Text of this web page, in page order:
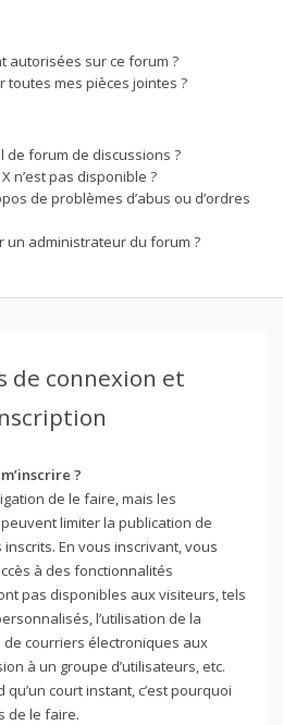
autorisées sur ce forum ?
toutes mes pièces jointes ?
de forum de discussions ?
n’est pas disponible ?
de problèmes d’abus ou d’ordres
un administrateur du forum ?
de connexion et
?
de le faire, mais les
limiter la publication de
En vous inscrivant, vous
à des fonctionnalités
pas disponibles aux visiteurs, tels
l’utilisation de la
de courriers électroniques aux
à un groupe d’utilisateurs, etc.
court instant, c’est pourquoi
de le faire.